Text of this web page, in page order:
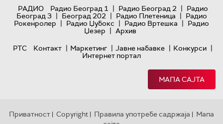
РАДИО
Радио Београд 1 | Радио Београд 2 | Радио
Београд 3 | Београд 202 | Радио Плетеница | Радио
Рокенролер | Радио Џубокс | Радио Вртешка | Радио
Џезер | Архив
РТС
Контакт | Маркетинг | Јавне набавке | Конкурси |
Интернет портал
МАПА САЈТА
Приватност | Copyright | Правила употребе садржаја | Мапа